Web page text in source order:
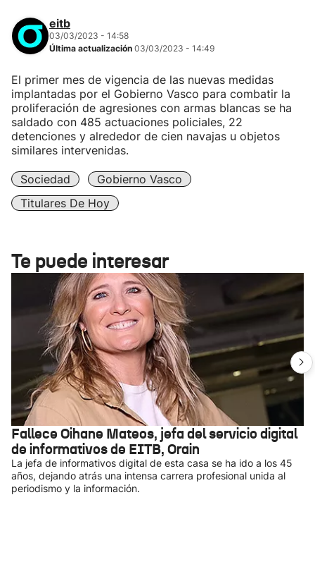
eitb
03/03/2023 - 14:58
Última actualización 03/03/2023 - 14:49
El primer mes de vigencia de las nuevas medidas
implantadas por el Gobierno Vasco para combatir la
proliferación de agresiones con armas blancas se ha
saldado con 485 actuaciones policiales, 22
detenciones y alrededor de cien navajas u objetos
similares intervenidas.
Sociedad
Gobierno Vasco
Titulares De Hoy
Te puede interesar
Fallece Oihane Mateos, jefa del servicio digital
de informativos de EITB, Orain
La jefa de informativos digital de esta casa se ha ido a los 45
años, dejando atrás una intensa carrera profesional unida al
periodismo y la información.